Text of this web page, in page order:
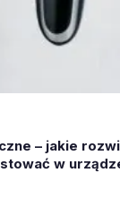
– jakie
w